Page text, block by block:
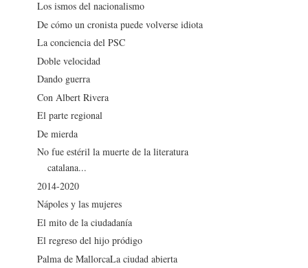
Los ismos del nacionalismo
De cómo un cronista puede volverse idiota
La conciencia del PSC
Doble velocidad
Dando guerra
Con Albert Rivera
El parte regional
De mierda
No fue estéril la muerte de la literatura
catalana...
2014-2020
Nápoles y las mujeres
El mito de la ciudadanía
El regreso del hijo pródigo
Palma de MallorcaLa ciudad abierta